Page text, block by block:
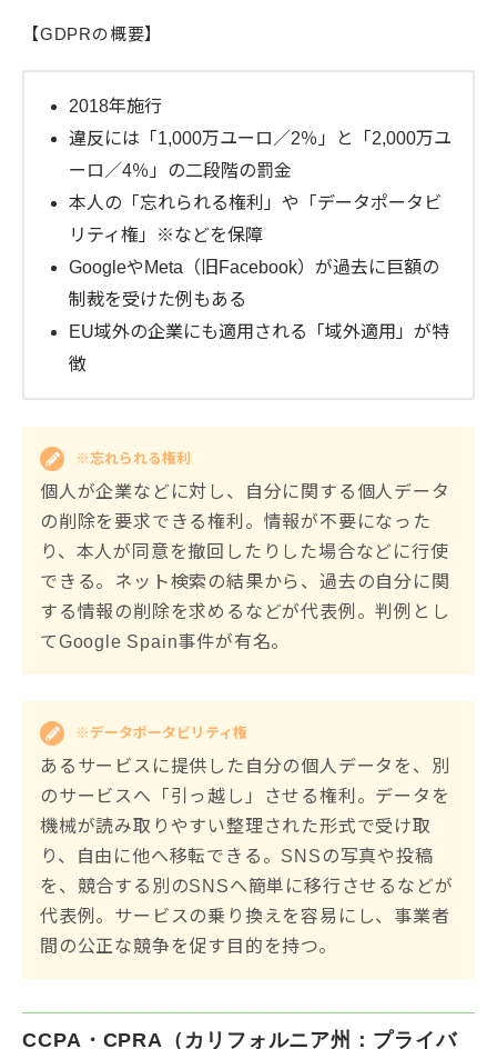
【GDPRの概要】
2018年施行
違反には「1,000万ユーロ／2％」と「2,000万ユ
ーロ／4％」の二段階の罰金
本人の「忘れられる権利」や「データポータビ
リティ権」※などを保障
GoogleやMeta（旧Facebook）が過去に巨額の
制裁を受けた例もある
EU域外の企業にも適用される「域外適用」が特
徴
※忘れられる権利
個人が企業などに対し、自分に関する個人データ
の削除を要求できる権利。情報が不要になった
り、本人が同意を撤回したりした場合などに行使
できる。ネット検索の結果から、過去の自分に関
する情報の削除を求めるなどが代表例。判例とし
てGoogle Spain事件が有名。
※データポータビリティ権
あるサービスに提供した自分の個人データを、別
のサービスへ「引っ越し」させる権利。データを
機械が読み取りやすい整理された形式で受け取
り、自由に他へ移転できる。SNSの写真や投稿
を、競合する別のSNSへ簡単に移行させるなどが
代表例。サービスの乗り換えを容易にし、事業者
間の公正な競争を促す目的を持つ。
CCPA・CPRA（カリフォルニア州：プライバ